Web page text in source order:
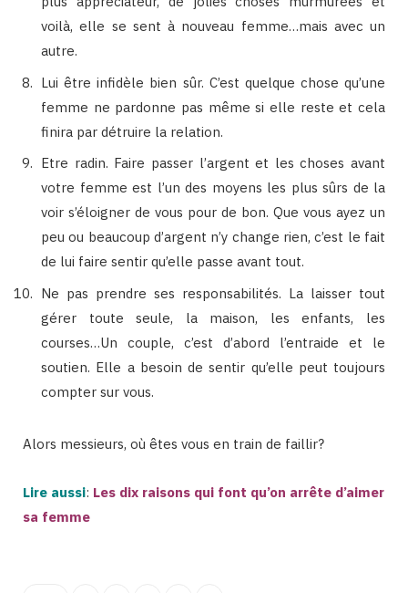
voilà, elle se sent à nouveau femme…mais avec un
autre.
Lui être infidèle bien sûr. C’est quelque chose qu’une
femme ne pardonne pas même si elle reste et cela
finira par détruire la relation.
Etre radin. Faire passer l’argent et les choses avant
votre femme est l’un des moyens les plus sûrs de la
voir s’éloigner de vous pour de bon. Que vous ayez un
peu ou beaucoup d’argent n’y change rien, c’est le fait
de lui faire sentir qu’elle passe avant tout.
Ne pas prendre ses responsabilités. La laisser tout
gérer toute seule, la maison, les enfants, les
courses…Un couple, c’est d’abord l’entraide et le
soutien. Elle a besoin de sentir qu’elle peut toujours
compter sur vous.
Alors messieurs, où êtes vous en train de faillir?
Lire aussi: Les dix raisons qui font qu’on arrête d’aimer
sa femme